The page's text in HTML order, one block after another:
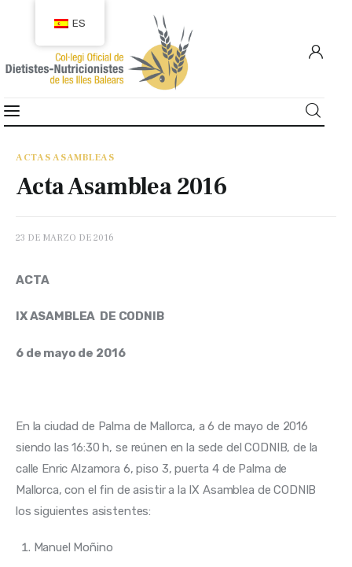
COLEGIADOS
EMPLEO
CIUDADANÍA
TRANSPARENCIA
ACTAS ASAMBLEAS
Acta Asamblea 2016
23 DE MARZO DE 2016
ACTA
IX ASAMBLEA  DE CODNIB
6 de mayo de 2016
En la ciudad de Palma de Mallorca, a 6 de mayo de 2016
siendo las 16:30 h, se reúnen en la sede del CODNIB, de la
calle Enric Alzamora 6, piso 3, puerta 4 de Palma de
Mallorca, con el fin de asistir a la IX Asamblea de CODNIB
los siguientes asistentes:
Manuel Moñino
ES